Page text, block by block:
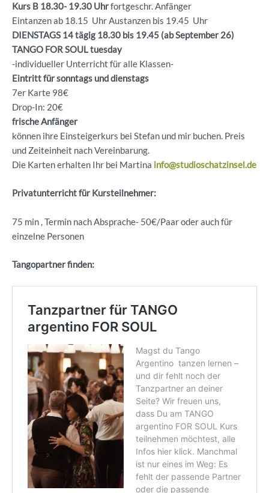
Kurs B 18.30- 19.30 Uhrfortgeschr. Anfänger
Eintanzen ab 18.15 Uhr Austanzen bis 19.45 Uhr
DIENSTAGS 14 tägig 18.30 bis 19.45 (ab September 26)
TANGO FOR SOUL tuesday
-individueller Unterricht für alle Klassen-
Eintritt für sonntags und dienstags
7er Karte 98€
Drop-In: 20€
frische Anfänger
können ihre Einsteigerkurs bei Stefan und mir buchen. Preis
und Zeiteinheit nach Vereinbarung.
Die Karten erhalten Ihr bei Martina info@studioschatzinsel.de
Privatunterricht für Kursteilnehmer:
75 min , Termin nach Absprache- 50€/Paar oder auch für
einzelne Personen
Tangopartner finden: